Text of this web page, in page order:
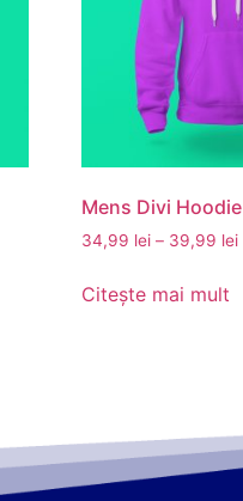
Mens Divi Hoodie
34,99 lei – 39,99 lei
Citește mai mult